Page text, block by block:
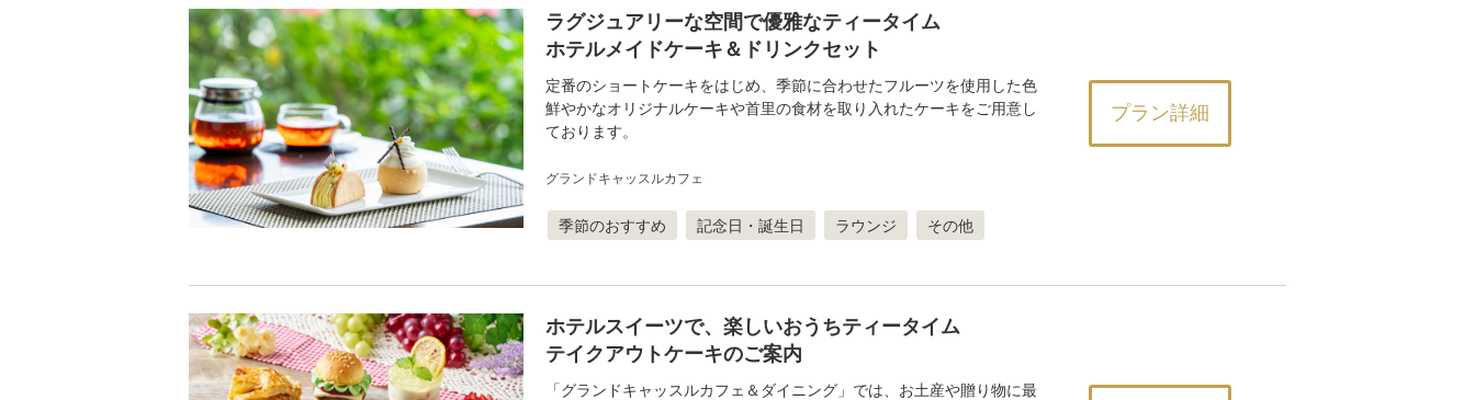
ラグジュアリーな空間で優雅なティータイム
ホテルメイドケーキ＆ドリンクセット
定番のショートケーキをはじめ、季節に合わせたフルーツを使用した色
鮮やかなオリジナルケーキや首里の食材を取り入れたケーキをご用意し
ております。
グランドキャッスルカフェ
季節のおすすめ 記念日・誕生日 ラウンジ その他
プラン詳細
ホテルスイーツで、楽しいおうちティータイム
テイクアウトケーキのご案内
「グランドキャッスルカフェ＆ダイニング」では、お土産や贈り物に最